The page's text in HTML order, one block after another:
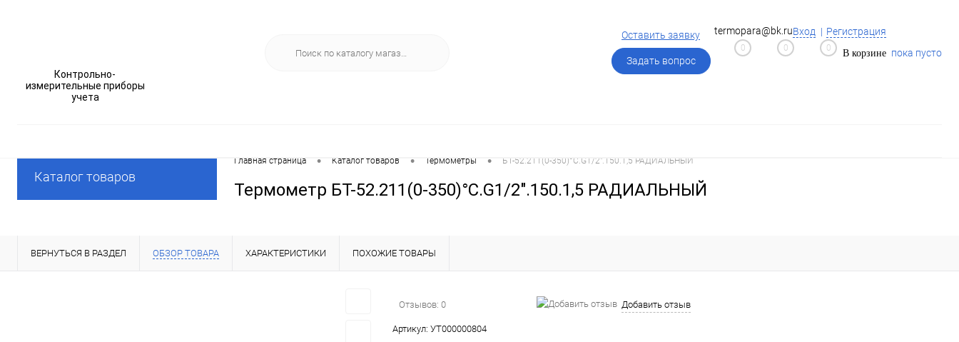
Контрольно-
измерительные приборы
учета
Оставить заявку
Задать вопрос
termopara@bk.ruВход Регистрация
0 0 0
В корзине пока пусто
Каталог товаров
Главная страница • Каталог товаров • Термометры • БТ-52.211(0-350)°С.G1/2".150.1,5 РАДИАЛЬНЫЙ
Термометр БТ-52.211(0-350)°С.G1/2".150.1,5 РАДИАЛЬНЫЙ
ВЕРНУТЬСЯ В РАЗДЕЛ ОБЗОР ТОВАРА ХАРАКТЕРИСТИКИ ПОХОЖИЕ ТОВАРЫ
Отзывов: 0 Добавить отзыв
Артикул: УТ000000804